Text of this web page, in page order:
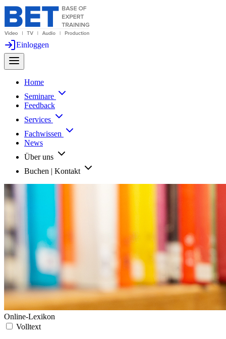
Einloggen
Home
Seminare
Feedback
Services
Fachwissen
News
Über uns
Buchen | Kontakt
Online-Lexikon
Volltext